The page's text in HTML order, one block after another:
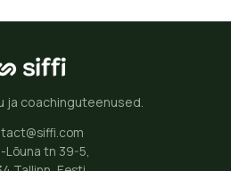
ja coachinguteenused.
Lõuna tn 39-5,